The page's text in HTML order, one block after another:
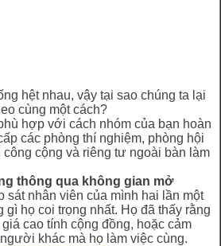
hệt nhau, vậy tại sao chúng ta lại
cùng một cách?
hợp với cách nhóm của bạn hoàn
các phòng thí nghiệm, phòng hội
cộng và riêng tư ngoài bàn làm
thông qua không gian mở
sát nhân viên của mình hai lần một
gì họ coi trọng nhất. Họ đã thấy rằng
cao tính cộng đồng, hoặc cảm
khác mà họ làm việc cùng.